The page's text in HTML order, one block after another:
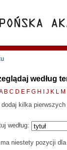
według
B C D E F G H J K L M
dodaj kilka pierwszych
według:
ma niestety pozycji